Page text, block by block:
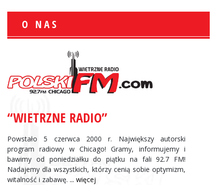
O NAS
“WIETRZNE RADIO”
Powstało 5 czerwca 2000 r. Największy autorski
program radiowy w Chicago! Gramy, informujemy i
bawimy od poniedziałku do piątku na fali 92.7 FM!
Nadajemy dla wszystkich, którzy cenią sobie optymizm,
witalność i zabawę. ... więcej